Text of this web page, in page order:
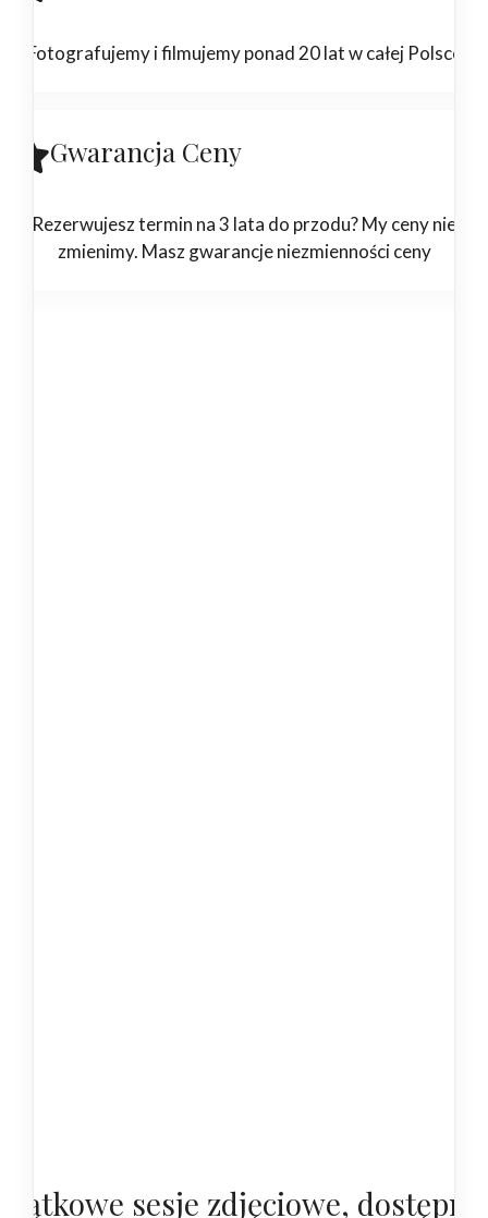
Fotografujemy i filmujemy ponad 20 lat w całej Polsce
Gwarancja Ceny
Rezerwujesz termin na 3 lata do przodu? My ceny nie
zmienimy. Masz gwarancje niezmienności ceny
sesje zdjęciowe,